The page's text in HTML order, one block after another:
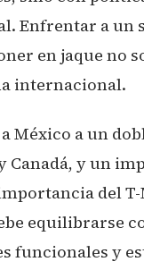
Enfrentar a un
en jaque no
internacional.
México a un
Canadá, y un
del
equilibrarse
funcionales y